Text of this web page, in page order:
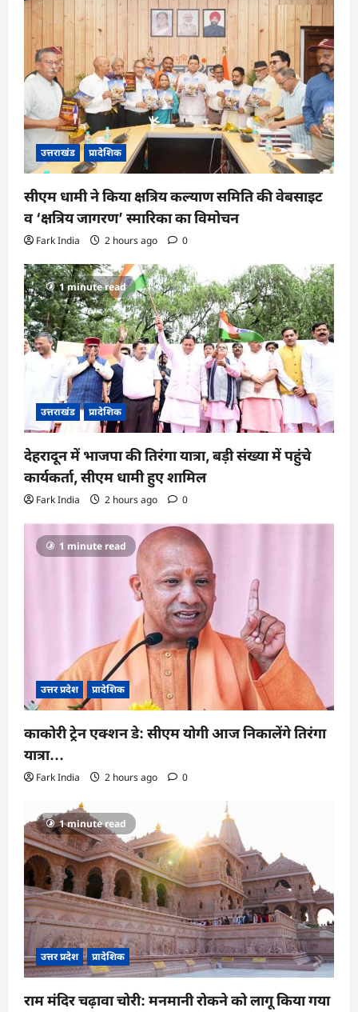
उत्तराखंड प्रादेशिक
सीएम धामी ने किया क्षत्रिय कल्याण समिति की वेबसाइट
व ‘क्षत्रिय जागरण’ स्मारिका का विमोचन
Fark India 2 hours ago 0
1 minute read
उत्तराखंड प्रादेशिक
देहरादून में भाजपा की तिरंगा यात्रा, बड़ी संख्या में पहुंचे
कार्यकर्ता, सीएम धामी हुए शामिल
Fark India 2 hours ago 0
1 minute read
उत्तर प्रदेश प्रादेशिक
काकोरी ट्रेन एक्शन डे: सीएम योगी आज निकालेंगे तिरंगा
यात्रा…
Fark India 2 hours ago 0
1 minute read
उत्तर प्रदेश प्रादेशिक
राम मंदिर चढ़ावा चोरी: मनमानी रोकने को लागू किया गया